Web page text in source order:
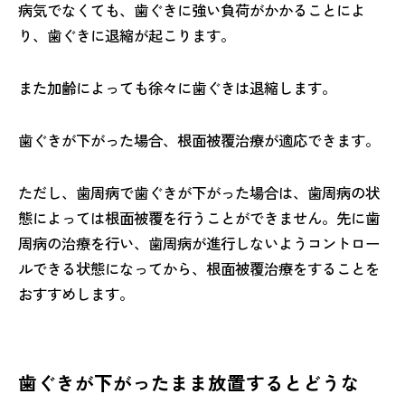
病気でなくても、歯ぐきに強い負荷がかかることによ
り、歯ぐきに退縮が起こります。
また加齢によっても徐々に歯ぐきは退縮します。
歯ぐきが下がった場合、根面被覆治療が適応できます。
ただし、歯周病で歯ぐきが下がった場合は、歯周病の状
態によっては根面被覆を行うことができません。先に歯
周病の治療を行い、歯周病が進行しないようコントロー
ルできる状態になってから、根面被覆治療をすることを
おすすめします。
歯ぐきが下がったまま放置するとどうな